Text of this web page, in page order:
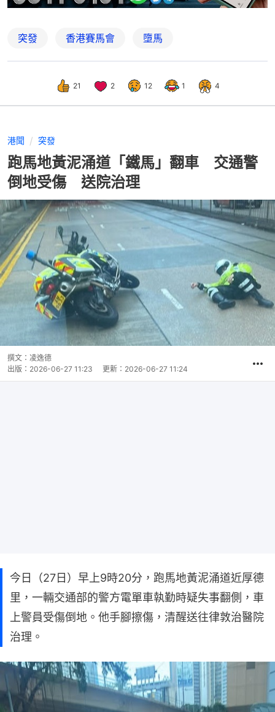
突發 香港賽馬會 墮馬
21 2 12 1 4
港聞 突發
跑馬地黃泥涌道「鐵馬」翻車 交通警
倒地受傷 送院治理
撰文： 凌逸德
出版： 2026-06-27 11:23 更新： 2026-06-27 11:24
今日（27日）早上9時20分，跑馬地黃泥涌道近厚德
里，一輛交通部的警方電單車執勤時疑失事翻側，車
上警員受傷倒地。他手腳擦傷，清醒送往律敦治醫院
治理。